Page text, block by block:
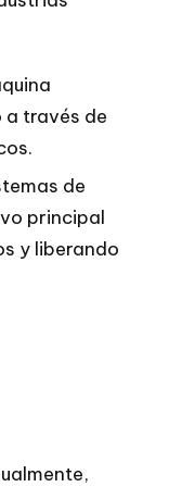
a través de
de
principal
y liberando